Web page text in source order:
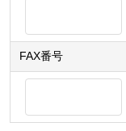
FAX番号